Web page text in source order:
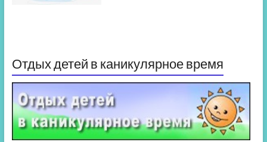
Отдых детей в каникулярное время